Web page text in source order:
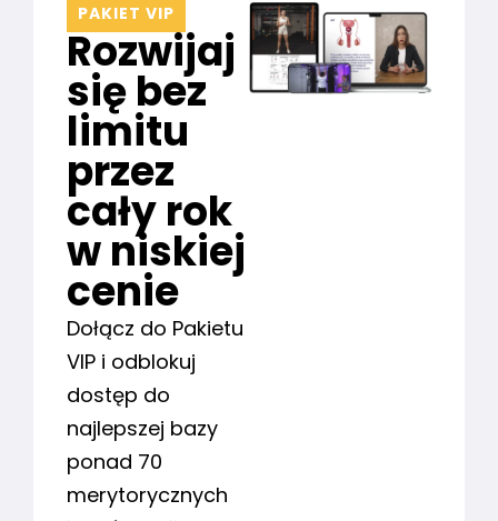
PAKIET VIP
Rozwijaj
się bez
limitu
przez
cały rok
w niskiej
cenie
Dołącz do Pakietu
VIP i odblokuj
dostęp do
najlepszej bazy
ponad 70
merytorycznych